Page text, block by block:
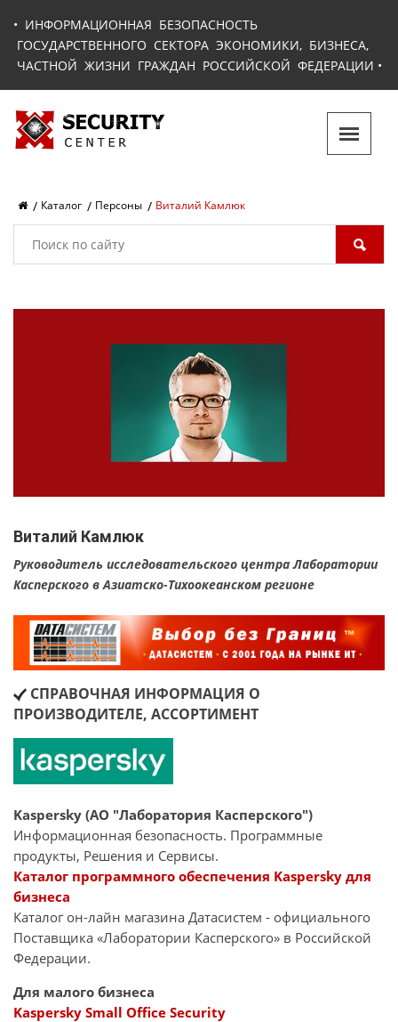
• ИНФОРМАЦИОННАЯ БЕЗОПАСНОСТЬ
ГОСУДАРСТВЕННОГО СЕКТОРА ЭКОНОМИКИ, БИЗНЕСА,
ЧАСТНОЙ ЖИЗНИ ГРАЖДАН РОССИЙСКОЙ ФЕДЕРАЦИИ •
Каталог Персоны Виталий Камлюк
Виталий Камлюк
Руководитель исследовательского центра Лаборатории
Касперского в Азиатско-Тихоокеанском регионе
СПРАВОЧНАЯ ИНФОРМАЦИЯ О
ПРОИЗВОДИТЕЛЕ, АССОРТИМЕНТ
Kaspersky (АО "Лаборатория Касперского")
Информационная безопасность. Программные
продукты, Решения и Сервисы.
Каталог программного обеспечения Kaspersky для
бизнеса
Каталог он-лайн магазина Датасиcтем - официального
Поставщика «Лаборатории Касперского» в Российской
Федерации.
Для малого бизнеса
Kaspersky Small Office Security